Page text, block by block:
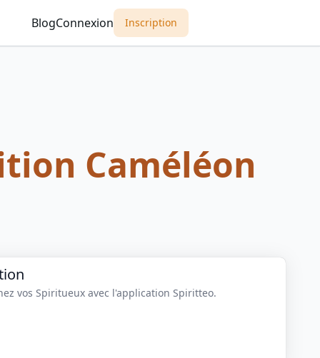
BlogConnexion Inscription
Caméléon
vos Spiritueux avec l'application Spiritteo.